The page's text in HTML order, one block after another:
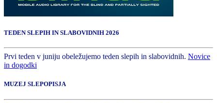
TEDEN SLEPIH IN SLABOVIDNIH 2026
Prvi teden v juniju obeležujemo teden slepih in slabovidnih. Novice
in dogodki
MUZEJ SLEPOPISJA